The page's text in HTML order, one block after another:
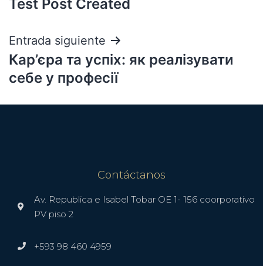
Test Post Created
Entrada siguiente
Кар’єра та успіх: як реалізувати
себе у професії
Contáctanos
Av. Republica e Isabel Tobar OE 1- 156 coorporativo
PV piso 2
+593 98 460 4959